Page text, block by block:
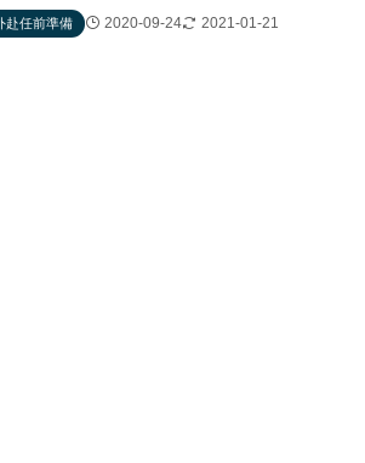
赴任前準備 2020-09-24 2021-01-21